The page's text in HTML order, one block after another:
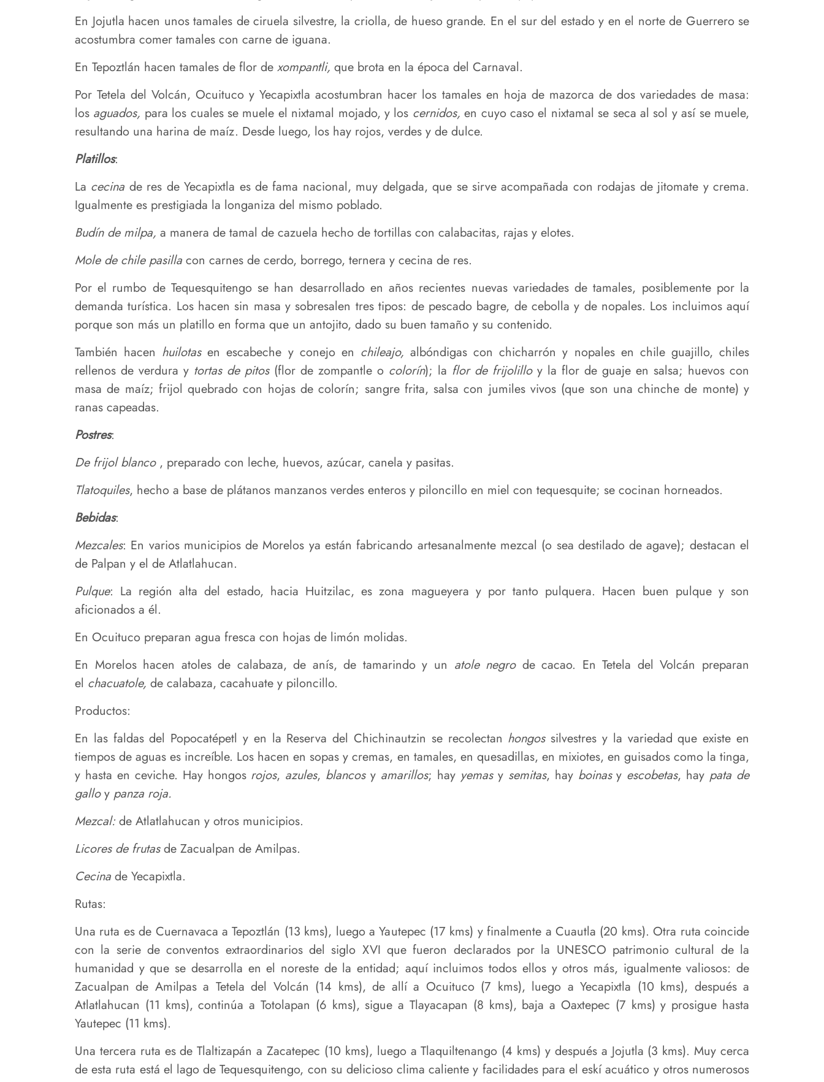
En Jojutla hacen unos tamales de ciruela silvestre, la criolla, de hueso grande. En el sur del estado y en el norte de Guerrero se
acostumbra comer tamales con carne de iguana.
En Tepoztlán hacen tamales de flor de xompantli, que brota en la época del Carnaval.
Por Tetela del Volcán, Ocuituco y Yecapixtla acostumbran hacer los tamales en hoja de mazorca de dos variedades de masa:
los aguados, para los cuales se muele el nixtamal mojado, y los cernidos,en cuyo caso el nixtamal se seca al sol y así se muele,
resultando una harina de maíz. Desde luego, los hay rojos, verdes y de dulce.
Platillos:
La cecina de res de Yecapixtla es de fama nacional, muy delgada, que se sirve acompañada con rodajas de jitomate y crema.
Igualmente es prestigiada la longaniza del mismo poblado.
Budín de milpa, a manera de tamal de cazuela hecho de tortillas con calabacitas, rajas y elotes.
Mole de chile pasilla con carnes de cerdo, borrego, ternera y cecina de res.
Por el rumbo de Tequesquitengo se han desarrollado en años recientes nuevas variedades de tamales, posiblemente por la
demanda turística. Los hacen sin masa y sobresalen tres tipos: de pescado bagre, de cebolla y de nopales. Los incluimos aquí
porque son más un platillo en forma que un antojito, dado su buen tamaño y su contenido.
También hacen huilotasen escabeche y conejo en chileajo,albóndigas con chicharrón y nopales en chile guajillo, chiles
rellenos de verdura y tortas de pitos (flor de zompantle o colorín); la flor de frijolilloy la flor de guaje en salsa; huevos con
masa de maíz; frijol quebrado con hojas de colorín; sangre frita, salsa con jumiles vivos (que son una chinche de monte) y
ranas capeadas.
Postres:
De frijol blanco, preparado con leche, huevos, azúcar, canela y pasitas.
Tlatoquiles, hecho a base de plátanos manzanos verdes enteros y piloncillo en miel con tequesquite; se cocinan horneados.
Bebidas:
Mezcales: En varios municipios de Morelos ya están fabricando artesanalmente mezcal (o sea destilado de agave); destacan el
de Palpan y el de Atlatlahucan.
Pulque: La región alta del estado, hacia Huitzilac, es zona magueyera y por tanto pulquera. Hacen buen pulque y son
aficionados a él.
En Ocuituco preparan agua fresca con hojas de limón molidas.
En Morelos hacen atoles de calabaza, de anís, de tamarindo y un atole negrode cacao. En Tetela del Volcán preparan
el chacuatole, de calabaza, cacahuate y piloncillo.
Productos:
En las faldas del Popocatépetl y en la Reserva del Chichinautzin se recolectan hongossilvestres y la variedad que existe en
tiempos de aguas es increíble. Los hacen en sopas y cremas, en tamales, en quesadillas, en mixiotes, en guisados como la tinga,
y hasta en ceviche. Hay hongos rojos, azules, blancosy amarillos; hay yemasy semitas, hay boinasy escobetas, hay pata de
galloy panza roja.
Mezcal:de Atlatlahucan y otros municipios.
Licores de frutasde Zacualpan de Amilpas.
Cecina de Yecapixtla.
Rutas:
Una ruta es de Cuernavaca a Tepoztlán (13 kms), luego a Yautepec (17 kms) y finalmente a Cuautla (20 kms). Otra ruta coincide
con la serie de conventos extraordinarios del siglo XVI que fueron declarados por la UNESCO patrimonio cultural de la
humanidad y que se desarrolla en el noreste de la entidad; aquí incluimos todos ellos y otros más, igualmente valiosos: de
Zacualpan de Amilpas a Tetela del Volcán (14 kms), de allí a Ocuituco (7 kms), luego a Yecapixtla (10 kms), después a
Atlatlahucan (11 kms), continúa a Totolapan (6 kms), sigue a Tlayacapan (8 kms), baja a Oaxtepec (7 kms) y prosigue hasta
Yautepec (11 kms).
Una tercera ruta es de Tlaltizapán a Zacatepec (10 kms), luego a Tlaquiltenango (4 kms) y después a Jojutla (3 kms). Muy cerca
de esta ruta está el lago de Tequesquitengo, con su delicioso clima caliente y facilidades para el eskí acuático y otros numerosos